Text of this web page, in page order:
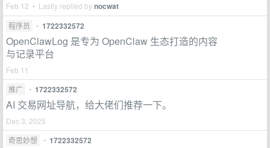
Feb 12 • Lastly replied bynocwat
程序员 • 1722332572
OpenClawLog 是专为 OpenClaw 生态打造的内容
与记录平台
Feb 11
推广
• 1722332572
AI 交易网址导航，给大佬们推荐一下。
Dec 3, 2025
奇思妙想
• 1722332572